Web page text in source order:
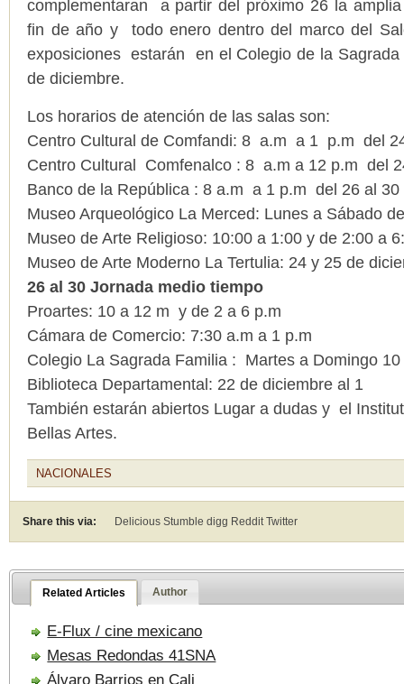
complementaran a partir del próximo 26 la
fin de año y todo enero dentro del marco del
exposiciones estarán en el Colegio de la
de diciembre.
Los horarios de atención de las salas son:
Centro Cultural de Comfandi: 8 a.m a 1 p.m del
Centro Cultural Comfenalco : 8 a.m a 12 p.m del
Banco de la República : 8 a.m a 1 p.m del 26 al 30
Museo Arqueológico La Merced: Lunes a Sábado
Museo de Arte Religioso: 10:00 a 1:00 y de 2:00 a
Museo de Arte Moderno La Tertulia: 24 y 25 de
26 al 30 Jornada medio tiempo
Proartes: 10 a 12 m y de 2 a 6 p.m
Cámara de Comercio: 7:30 a.m a 1 p.m
Colegio La Sagrada Familia : Martes a Domingo
Biblioteca Departamental: 22 de diciembre al 1
También estarán abiertos Lugar a dudas y el
Bellas Artes.
NACIONALES
Share this via: Delicious Stumble digg RedditTwitter
Related Articles Author
E-Flux / cine mexicano
Mesas Redondas 41SNA
Álvaro Barrios en Cali